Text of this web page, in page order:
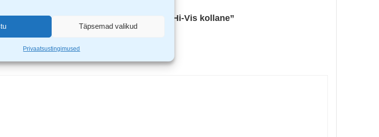
Täpsemad valikud
Privaatsustingimused
eemaldatavate ripptaskutega 2291 Hi-Vis kollane”